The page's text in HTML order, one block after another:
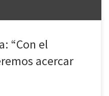
“Con el
acercar